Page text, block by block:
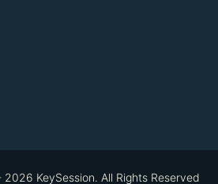
KeySession. All Rights Reserved